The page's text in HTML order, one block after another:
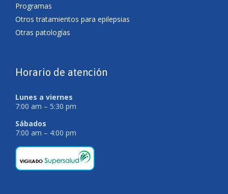
Programas
Otros tratamientos para epilepsias
Otras patologías
Horario de atención
Lunes a viernes
7:00 am – 5:30 pm
Sábados
7:00 am – 4:00 pm